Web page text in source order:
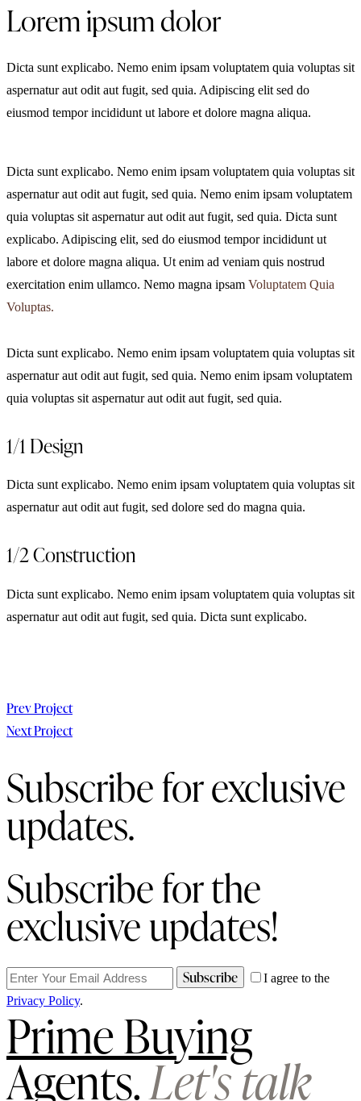
Lorem ipsum dolor
Dicta sunt explicabo. Nemo enim ipsam voluptatem quia voluptas sit
aspernatur aut odit aut fugit, sed quia. Adipiscing elit sed do
eiusmod tempor incididunt ut labore et dolore magna aliqua.
Dicta sunt explicabo. Nemo enim ipsam voluptatem quia voluptas sit
aspernatur aut odit aut fugit, sed quia. Nemo enim ipsam voluptatem
quia voluptas sit aspernatur aut odit aut fugit, sed quia. Dicta sunt
explicabo. Adipiscing elit, sed do eiusmod tempor incididunt ut
labore et dolore magna aliqua. Ut enim ad veniam quis nostrud
exercitation enim ullamco. Nemo magna ipsam Voluptatem Quia
Voluptas.
Dicta sunt explicabo. Nemo enim ipsam voluptatem quia voluptas sit
aspernatur aut odit aut fugit, sed quia. Nemo enim ipsam voluptatem
quia voluptas sit aspernatur aut odit aut fugit, sed quia.
1/1 Design
Dicta sunt explicabo. Nemo enim ipsam voluptatem quia voluptas sit
aspernatur aut odit aut fugit, sed dolore sed do magna quia.
1/2 Construction
Dicta sunt explicabo. Nemo enim ipsam voluptatem quia voluptas sit
aspernatur aut odit aut fugit, sed quia. Dicta sunt explicabo.
Post
navigation
Prev Project
Next Project
Subscribe for exclusive
updates.
Subscribe for the
exclusive updates!
Subscribe
I agree to the
Privacy Policy.
Prime Buying
Agents.Let's talk